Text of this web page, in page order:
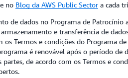
no Blog da AWS Public Sectora cada
de dados no Programa de Patrocínio
e transferência de
os Termos e condições do Programa
é renovável após o período de
partes, de acordo com os Termos e